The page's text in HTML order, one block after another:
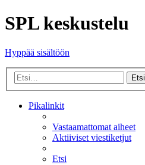
SPL keskustelu
Hyppää sisältöön
Etsi
Pikalinkit
Vastaamattomat aiheet
Aktiiviset viestiketjut
Etsi